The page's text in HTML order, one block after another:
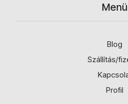
Menü
Blog
Szállítás/
Profil